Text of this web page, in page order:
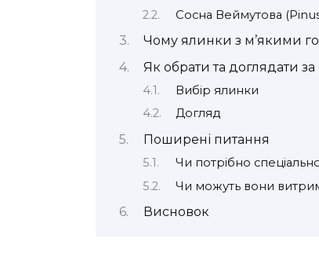
Сосна Веймутова
Чому ялинки з м’якими
Як обрати та доглядати
Вибір ялинки
Догляд
Поширені питання
Чи потрібно
Чи можуть вони
Висновок